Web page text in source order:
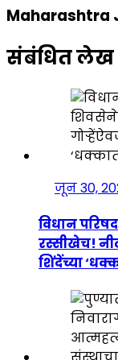
Maharashtra
संबंधित लेख
जून 30,
विधान
रस्सीखेच!
शिंदेंच्या